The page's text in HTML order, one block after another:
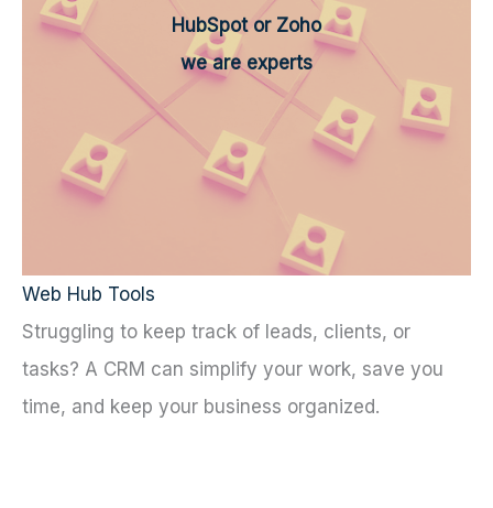
HubSpot or Zoho
we are experts
Web Hub Tools
Struggling to keep track of leads, clients, or
tasks? A CRM can simplify your work, save you
time, and keep your business organized.